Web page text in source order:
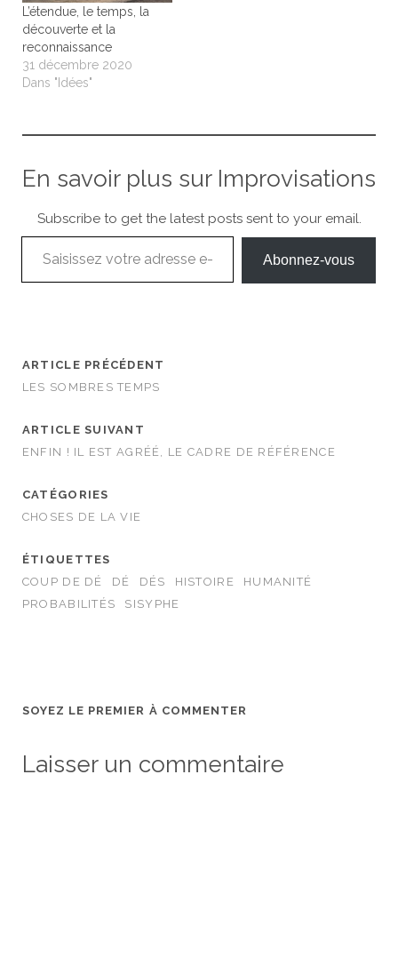
L’étendue, le temps, la
découverte et la
reconnaissance
31 décembre 2020
Dans "Idées"
En savoir plus sur Improvisations
Subscribe to get the latest posts sent to your email.
Saisissez votre adresse e-mail…
Abonnez-vous
ARTICLE PRÉCÉDENT
LES SOMBRES TEMPS
ARTICLE SUIVANT
ENFIN ! IL EST AGRÉÉ, LE CADRE DE RÉFÉRENCE
CATÉGORIES
CHOSES DE LA VIE
ÉTIQUETTES
COUP DE DÉ
DÉ DÉS HISTOIRE
HUMANITÉ
PROBABILITÉS
SISYPHE
SOYEZ LE PREMIER À COMMENTER
Laisser un commentaire